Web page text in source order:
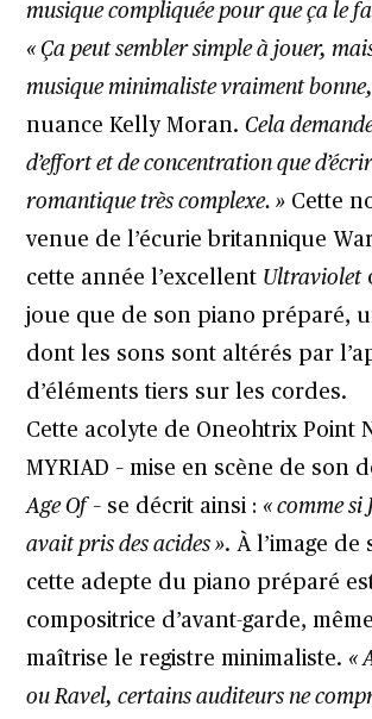
musique compliquée pour que ça le
« Ça peut sembler simple à jouer,
musique minimaliste vraiment bonne,
nuance Kelly Moran.Cela
d’effort et de concentration que
romantique très complexe. » Cette
venue de l’écurie britannique
cette année l’excellent Ultraviolet
joue que de son piano préparé,
dont les sons sont altérés par
d’éléments tiers sur les cordes.
Cette acolyte de Oneohtrix Point
MYRIAD – mise en scène de son
Age Of – se décrit ainsi : « comme si
avait pris des acides ». À l’image
cette adepte du piano préparé
compositrice d’avant-garde,
maîtrise le registre minimaliste. «
ou Ravel, certains auditeurs ne